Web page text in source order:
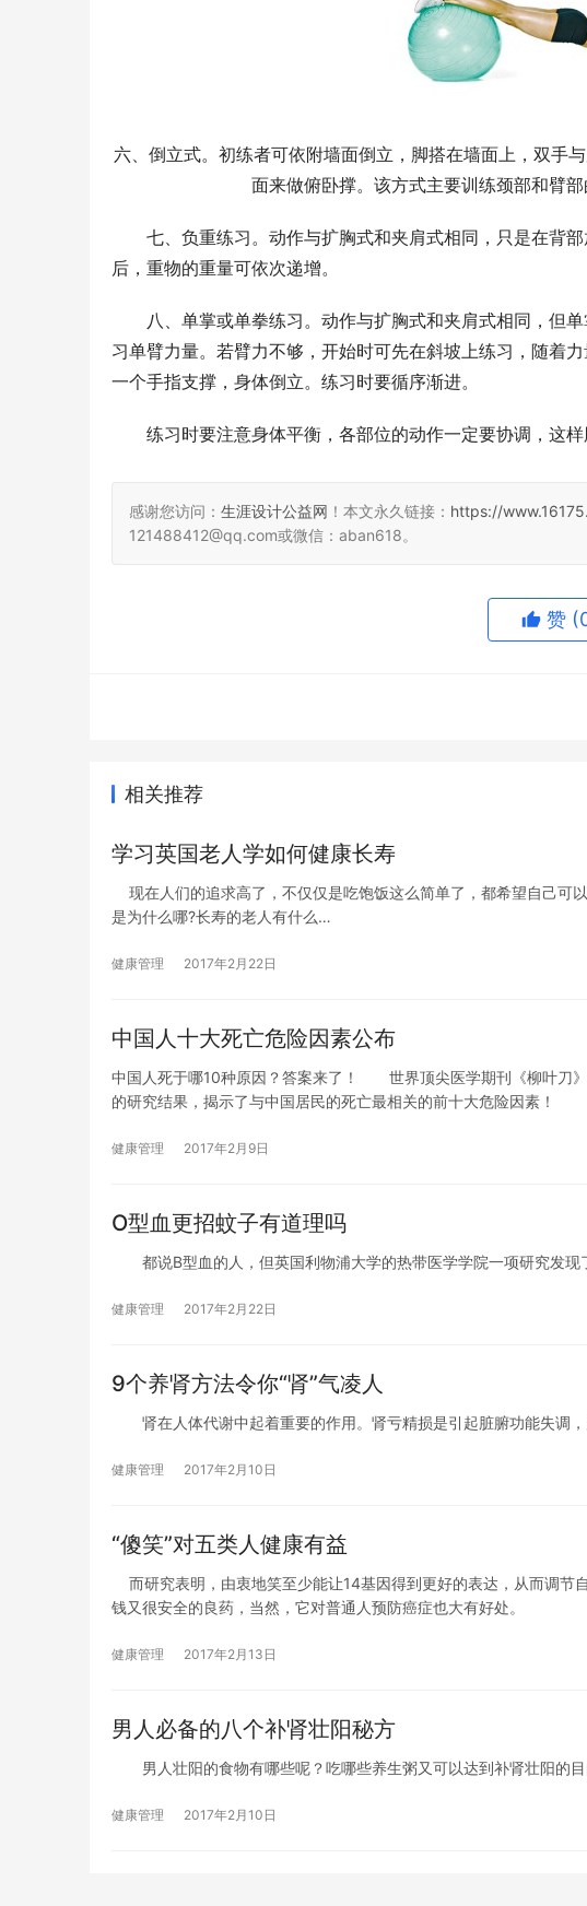
六、倒立式。初练者可依附墙面倒立，脚搭在墙面上，双手
面来做俯卧撑。该方式主要训练颈部和臂
七、负重练习。动作与扩胸式和夹肩式相同，只是在背部
后，重物的重量可依次递增。
八、单掌或单拳练习。动作与扩胸式和夹肩式相同，但单
习单臂力量。若臂力不够，开始时可先在斜坡上练习，随着
一个手指支撑，身体倒立。练习时要循序渐进。
练习时要注意身体平衡，各部位的动作一定要协调，这样
感谢您访问： 生涯设计公益网 ！本文永久链接： https://
121488412@qq.com或微信：aban618。
赞
相关推荐
学习英国老人学如何健康长寿
现在人们的追求高了，不仅仅是吃饱饭这么简单了，都希望自己可
是为什么哪?长寿的老人有什么…
健康管理 2017年2月22日
中国人十大死亡危险因素公布
中国人死于哪10种原因？答案来了！ 世界顶尖医学期刊《柳叶刀
的研究结果，揭示了与中国居民的死亡最相关的前十大危险因素！
健康管理 2017年2月9日
O型血更招蚊子有道理吗
都说B型血的人，但英国利物浦大学的热带医学学院一项研究发现
健康管理 2017年2月22日
9个养肾方法令你“肾”气凌人
肾在人体代谢中起着重要的作用。肾亏精损是引起脏腑功能失调
健康管理 2017年2月10日
“傻笑”对五类人健康有益
而研究表明，由衷地笑至少能让14基因得到更好的表达，从而调节
钱又很安全的良药，当然，它对普通人预防癌症也大有好处。
健康管理 2017年2月13日
男人必备的八个补肾壮阳秘方
男人壮阳的食物有哪些呢？吃哪些养生粥又可以达到补肾壮阳的目
健康管理 2017年2月10日